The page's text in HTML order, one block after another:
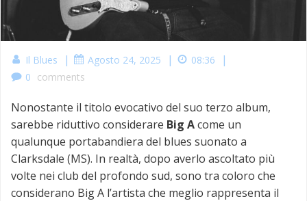
Il Blues | Agosto 24, 2025 | 08:36 |
0 comments
Nonostante il titolo evocativo del suo terzo album,
sarebbe riduttivo considerare Big Acome un
qualunque portabandiera del blues suonato a
Clarksdale (MS). In realtà, dopo averlo ascoltato più
volte nei club del profondo sud, sono tra coloro che
considerano Big A l’artista che meglio rappresenta il